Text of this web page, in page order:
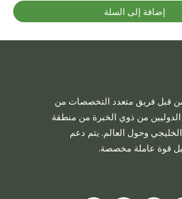
إضافة إلى السلة
قبل فريق متعدد التخصصات من
الدوليين من ذوي الخبرة من منطقة
وحول العالم. يتم دعم
قوة عاملة مخصصة.